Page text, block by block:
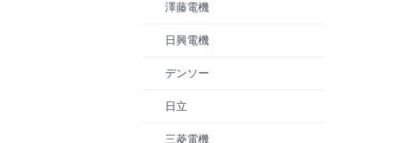
澤藤電機
日興電機
デンソー
日立
三菱電機